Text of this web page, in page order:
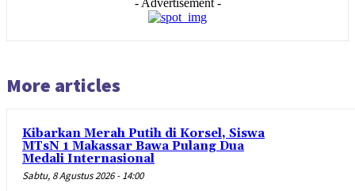
- Advertisement -
More articles
Kibarkan Merah Putih di Korsel, Siswa
MTsN 1 Makassar Bawa Pulang Dua
Medali Internasional
Sabtu, 8 Agustus 2026 - 14:00